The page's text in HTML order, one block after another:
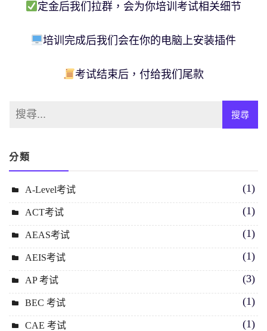
定金后我们拉群，会为你培训考试相关细节
培训完成后我们会在你的电脑上安装插件
考试结束后，付给我们尾款
分類
A-Level考试 (1)
ACT考试 (1)
AEAS考试 (1)
AEIS考试 (1)
AP 考试 (3)
BEC 考试 (1)
CAE 考试 (1)